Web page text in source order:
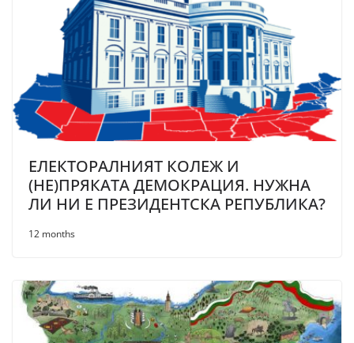
ЕЛЕКТОРАЛНИЯТ КОЛЕЖ И
(НЕ)ПРЯКАТА ДЕМОКРАЦИЯ. НУЖНА
ЛИ НИ Е ПРЕЗИДЕНТСКА РЕПУБЛИКА?
12 months